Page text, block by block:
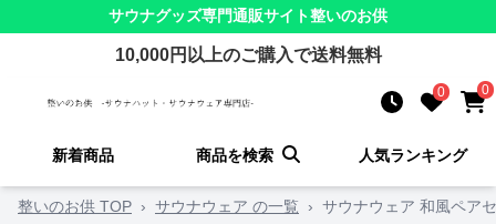
サウナグッズ専門通販サイト整いのお供
10,000円以上のご購入で送料無料
0 0
新着商品 商品を検索 人気ランキング
整いのお供 TOP › サウナウェア の一覧 › サウナウェア 和風ペア